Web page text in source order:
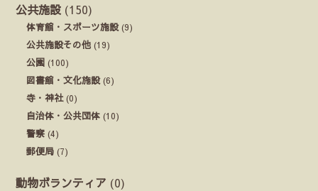
公共施設 (150)
体育館・スポーツ施設(9)
公共施設その他 (19)
公園 (100)
図書館・文化施設(6)
寺・神社(0)
自治体・公共団体 (10)
警察 (4)
郵便局 (7)
動物ボランティア (0)